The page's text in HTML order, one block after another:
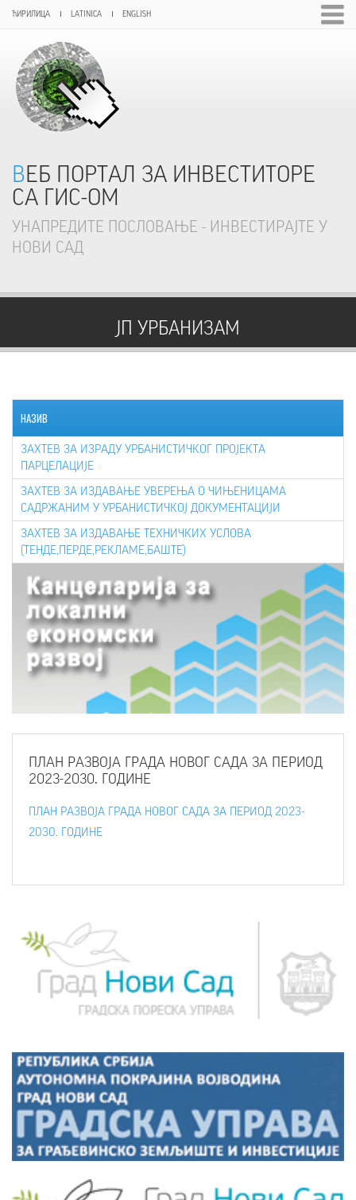
ЋИРИЛИЦА LATINICA ENGLISH
ВЕБ ПОРТАЛ ЗА ИНВЕСТИТОРЕ
СА ГИС-ОМ
УНАПРЕДИТЕ ПОСЛОВАЊЕ - ИНВЕСТИРАЈТЕ У
НОВИ САД
ЈП УРБАНИЗАМ
НАЗИВ
ЗАХТЕВ ЗА ИЗРАДУ УРБАНИСТИЧКОГ ПРОЈЕКТА
ПАРЦЕЛАЦИЈЕ
ЗАХТЕВ ЗА ИЗДАВАЊЕ УВЕРЕЊА О ЧИЊЕНИЦАМА
САДРЖАНИМ У УРБАНИСТИЧКОЈ ДОКУМЕНТАЦИЈИ
ЗАХТЕВ ЗА ИЗДАВАЊЕ ТЕХНИЧКИХ УСЛОВА
(ТЕНДЕ,ПЕРДЕ,РЕКЛАМЕ,БАШТЕ)
ПЛАН РАЗВОЈА ГРАДА НОВОГ САДА ЗА ПЕРИОД
2023-2030. ГОДИНЕ
ПЛАН РАЗВОЈА ГРАДА НОВОГ САДА ЗА ПЕРИОД 2023-
2030. ГОДИНЕ